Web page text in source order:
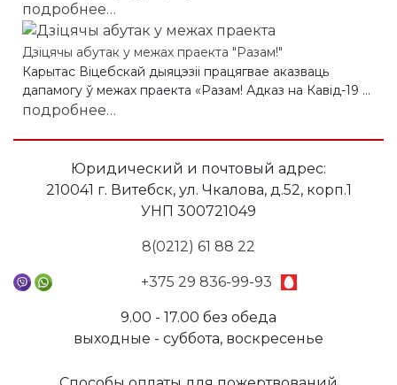
подробнее…
Дзіцячы абутак у межах праекта "Разам!"
Карытас Віцебскай дыяцэзіі працягвае аказваць
дапамогу ў межах праекта «Разам! Адказ на Кавід-19 ...
подробнее…
Юридический и почтовый адрес:
210041 г. Витебск, ул. Чкалова, д.52, корп.1
УНП 300721049
8(0212) 61 88 22
+375 29 836-99-93
9.00 - 17.00 без обеда
выходные - суббота, воскресенье